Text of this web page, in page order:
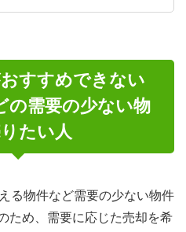
すすめできない
の需要の少ない物
たい人
る物件など需要の少ない物件
ため、需要に応じた売却を希